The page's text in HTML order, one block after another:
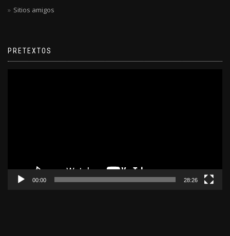
Sitios amigos
PRETEXTOS
00:00 28:26